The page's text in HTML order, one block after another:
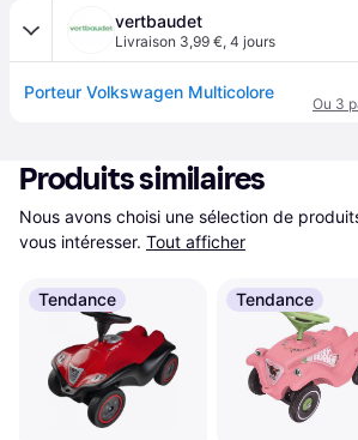
vertbaudet
Livraison 3,99 €, 4 jours
Porteur Volkswagen Multicolore
Ou 3
Produits similaires
Nous avons choisi une sélection de
vous intéresser. Tout afficher
Tendance Tendance